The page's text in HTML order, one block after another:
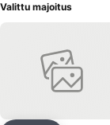
Valittu majoitus